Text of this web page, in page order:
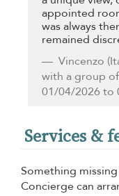
appointed
was always
remained
Vincenzo
with a group
01/04/2026 to
Services &
Something
Concierge can